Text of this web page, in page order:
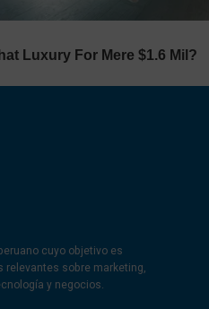
cuyo objetivo es
sobre marketing,
y negocios.